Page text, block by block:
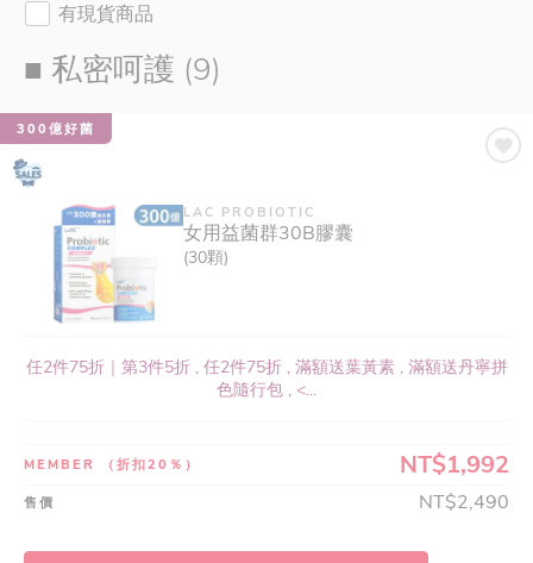
有現貨商品
■ 私密呵護 (9)
300億好菌
LAC PROBIOTIC
女用益菌群30B膠囊
(30顆)
任2件75折｜第3件5折 , 任2件75折 , 滿額送葉黃素 , 滿額送丹寧拼
色隨行包 , <...
MEMBER （折扣20％） NT$1,992
售價 NT$2,490